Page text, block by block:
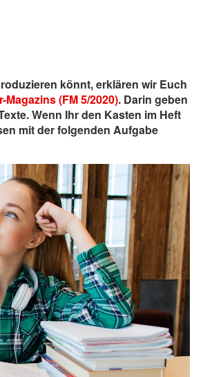
könnt, erklären wir Euch
(FM 5/2020). Darin geben
Wenn Ihr den Kasten im Heft
mit der folgenden Aufgabe